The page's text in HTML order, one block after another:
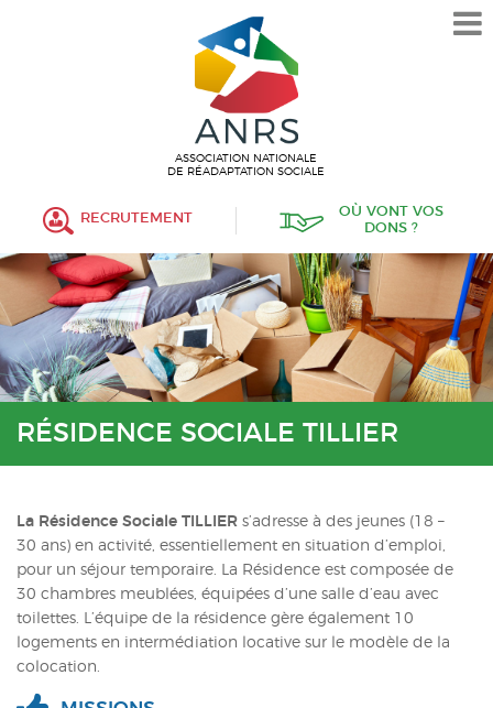
L’ASSOCIATION
HISTORIQUE
VALEURS ET ENGAGEMENT
ASSOCIATIF
FONCTIONNEMENT
ORGANISATION
POLITIQUE RH
ÉTABLISSEMENTS SERVICES
PROTECTION DE L’ENFANCE
ACTUALITÉS
CONTACT
INTRANET
ASSOCIATION NATIONALE
DE RÉADAPTATION SOCIALE
RECRUTEMENT
OÙ VONT VOS
DONS ?
RÉSIDENCE SOCIALE TILLIER
La Résidence Sociale TILLIER s’adresse à des jeunes (18 –
30 ans) en activité, essentiellement en situation d’emploi,
pour un séjour temporaire. La Résidence est composée de
30 chambres meublées, équipées d’une salle d’eau avec
toilettes. L’équipe de la résidence gère également 10
logements en intermédiation locative sur le modèle de la
colocation.